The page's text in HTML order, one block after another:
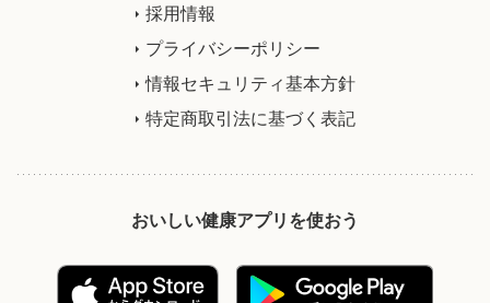
採用情報
プライバシーポリシー
情報セキュリティ基本方針
特定商取引法に基づく表記
おいしい健康アプリを使おう